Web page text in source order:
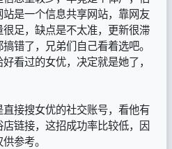
是一个信息共享网站，靠网友
足，缺点是不太准，更新很滞
错了，兄弟们自己看着选吧。
看过的女优，决定就是她了，
接搜女优的社交账号，看他有
链接，这招成功率比较低，因
参考。